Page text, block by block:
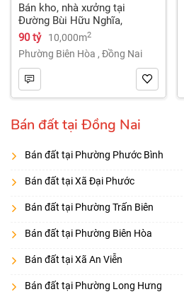
Bán kho, nhà xưởng tại
Đường Bùi Hữu Nghĩa,
Phường Tân Hạnh, Biên Hòa,
Đồng Nai giá 90 tỷ
90 tỷ 10,000m2
Phường Biên Hòa , Đồng Nai
Bán đất tại Đồng Nai
Bán đất tại Phường Phước Bình
Bán đất tại Xã Đại Phước
Bán đất tại Phường Trấn Biên
Bán đất tại Phường Biên Hòa
Bán đất tại Xã An Viễn
Bán đất tại Phường Long Hưng